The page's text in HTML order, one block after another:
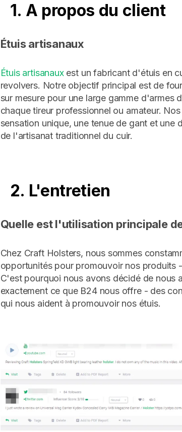
1. A propos du client
Étuis artisanaux
Étuis artisanauxest un fabricant d'étuis en
revolvers. Notre objectif principal est de
sur mesure pour une large gamme d'armes
chaque tireur professionnel ou amateur.
sensation unique, une tenue de gant et une
de l'artisanat traditionnel du cuir.
2. L'entretien
Quelle est l'utilisation principale
Chez Craft Holsters, nous sommes
opportunités pour promouvoir nos produits
C'est pourquoi nous avons décidé de nous
exactement ce que B24 nous offre - des
qui nous aident à promouvoir nos étuis.